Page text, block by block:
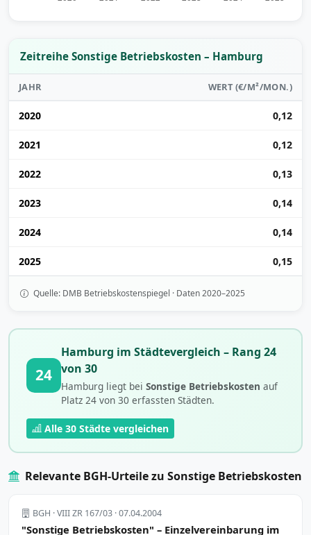
Zeitreihe Sonstige Betriebskosten – Hamburg
JAHR WERT (€/M²/MON.)
2020 0,12
2021 0,12
2022 0,13
2023 0,14
2024 0,14
2025 0,15
Quelle: DMB Betriebskostenspiegel · Daten 2020–2025
24
Hamburg im Städtevergleich – Rang 24
von 30
Hamburg liegt bei Sonstige Betriebskosten auf
Platz 24 von 30 erfassten Städten.
Alle 30 Städte vergleichen
Relevante BGH-Urteile zu Sonstige Betriebskosten
BGH · VIII ZR 167/03 · 07.04.2004
"Sonstige Betriebskosten" – Einzelvereinbarung im